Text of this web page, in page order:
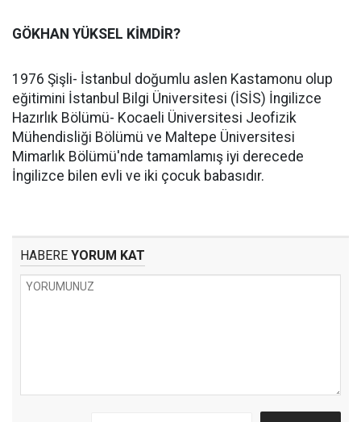
GÖKHAN YÜKSEL KİMDİR?
1976 Şişli- İstanbul doğumlu aslen Kastamonu olup
eğitimini İstanbul Bilgi Üniversitesi (İSİS) İngilizce
Hazırlık Bölümü- Kocaeli Üniversitesi Jeofizik
Mühendisliği Bölümü ve Maltepe Üniversitesi
Mimarlık Bölümü'nde tamamlamış iyi derecede
İngilizce bilen evli ve iki çocuk babasıdır.
HABERE YORUM KAT